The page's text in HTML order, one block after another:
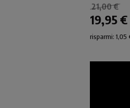
21,00 €
19,95 €
risparmi: 1,05